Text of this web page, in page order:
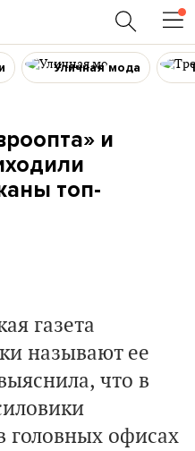
Уличная мода
и
топ-
газета
называют ее
что в
головных офисах